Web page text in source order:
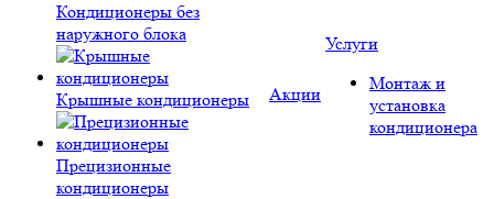
Кондиционеры без
наружного блока
Крышные кондиционеры
Прецизионные
кондиционеры
Акции
Услуги
Монтаж и
установка
кондиционера